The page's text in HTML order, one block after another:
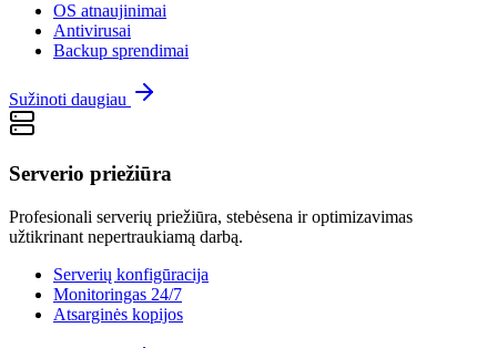
OS atnaujinimai
Antivirusai
Backup sprendimai
Sužinoti daugiau
Serverio priežiūra
Profesionali serverių priežiūra, stebėsena ir optimizavimas
užtikrinant nepertraukiamą darbą.
Serverių konfigūracija
Monitoringas 24/7
Atsarginės kopijos